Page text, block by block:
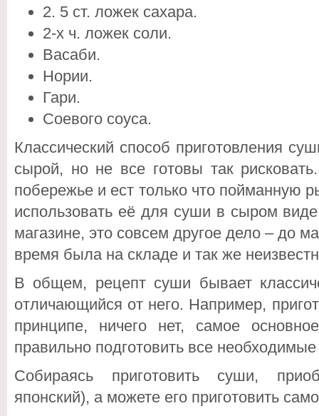
2. 5 ст. ложек сахара.
2-х ч. ложек соли.
Васаби.
Нории.
Гари.
Соевого соуса.
Классический способ приготовления
сырой, но не все готовы так
побережье и ест только что пойманную
использовать её для суши в сыром
магазине, это совсем другое дело – до
время была на складе и так же
В общем, рецепт суши бывает
отличающийся от него. Например,
принципе, ничего нет, самое
правильно подготовить все
Собираясь приготовить суши,
японский), а можете его приготовить